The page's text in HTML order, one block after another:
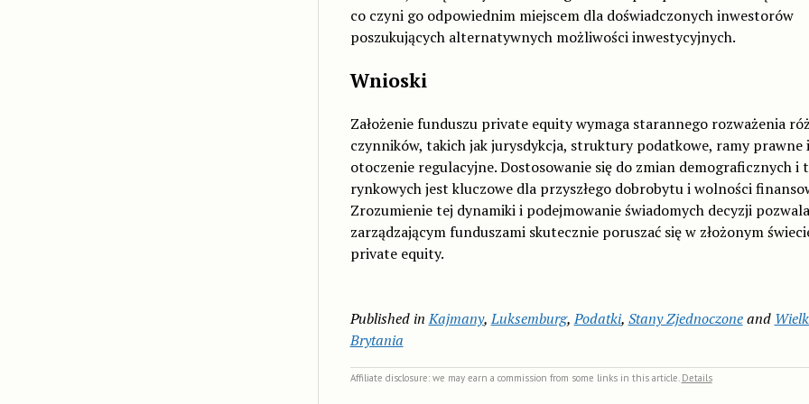
co czyni go odpowiednim miejscem dla doświadczonych inwestorów
poszukujących alternatywnych możliwości inwestycyjnych.
Wnioski
Założenie funduszu private equity wymaga starannego rozważenia
czynników, takich jak jurysdykcja, struktury podatkowe, ramy prawne i
otoczenie regulacyjne. Dostosowanie się do zmian demograficznych i
rynkowych jest kluczowe dla przyszłego dobrobytu i wolności
Zrozumienie tej dynamiki i podejmowanie świadomych decyzji pozwala
zarządzającym funduszami skutecznie poruszać się w złożonym
private equity.
Published in Kajmany,Luksemburg,Podatki, Stany Zjednoczoneand
Brytania
Affiliate disclosure: we may earn a commission from some links in this article. Details